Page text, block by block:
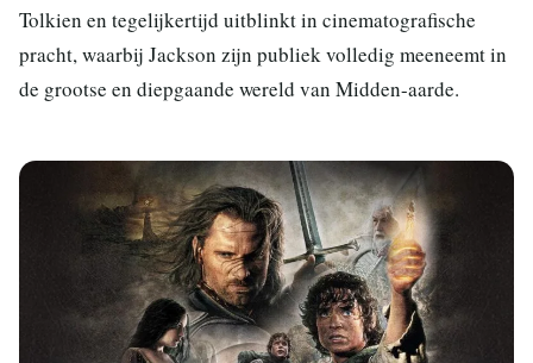
Tolkien en tegelijkertijd uitblinkt in cinematografische
pracht, waarbij Jackson zijn publiek volledig meeneemt in
de grootse en diepgaande wereld van Midden-aarde.